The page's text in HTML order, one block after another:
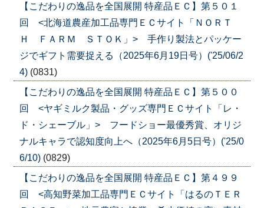
【こだわりの逸品を全国展開 特産品ＥＣ】第５０１
回 <北海道農産加工品専門ＥＣサイト「ＮＯＲＴ
Ｈ ＦＡＲＭ ＳＴＯＫ」> 手作り製法とパッケー
ジでギフト需要捉える（2025年6月19日号）('25/06/2
4) (0831)
【こだわりの逸品を全国展開 特産品ＥＣ】第５００
回 <ヤギミルク製品・グッズ専門ＥＣサイト「レ・
ド・シェーブル」> フードショー最優秀賞、オリジ
ナルキャラで認知度向上へ（2025年6月5日号）('25/0
6/10) (0829)
【こだわりの逸品を全国展開 特産品ＥＣ】第４９９
回 <高知野菜加工品専門ＥＣサイト「はるのＴＥＲ